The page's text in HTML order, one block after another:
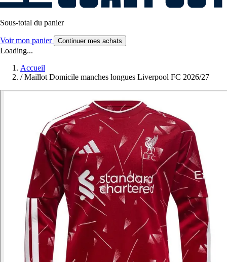
Sous-total du panier
Voir mon panier Continuer mes achats
Loading...
Accueil
/ Maillot Domicile manches longues Liverpool FC 2026/27